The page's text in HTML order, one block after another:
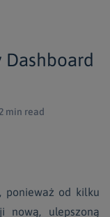
Dashboard
min read
ponieważ od kilku
nową, ulepszoną